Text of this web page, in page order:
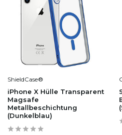
ShieldCase®
iPhone X Hülle Transparent
Magsafe
Metallbeschichtung
(Dunkelblau)